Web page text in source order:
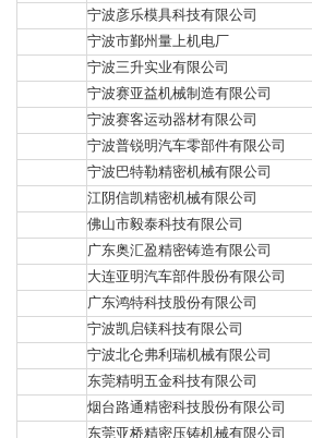
宁波彦乐模具科技有限公司
宁波市鄞州量上机电厂
宁波三升实业有限公司
宁波赛亚益机械制造有限公司
宁波赛客运动器材有限公司
宁波普锐明汽车零部件有限公司
宁波巴特勒精密机械有限公司
江阴信凯精密机械有限公司
佛山市毅泰科技有限公司
广东奥汇盈精密铸造有限公司
大连亚明汽车部件股份有限公司
广东鸿特科技股份有限公司
宁波凯启镁科技有限公司
宁波北仑弗利瑞机械有限公司
东莞精明五金科技有限公司
烟台路通精密科技股份有限公司
东莞亚桥精密压铸机械有限公司